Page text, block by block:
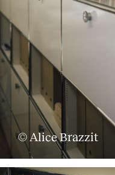
© Alice Brazzit